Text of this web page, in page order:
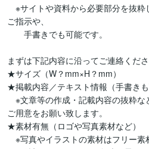
※サイトや資料から必要部分を抜粋
ご指示や、
手書きでも可能です。
まずは下記内容に沿ってご連絡くださ
★サイズ（W？mm×H？mm）
★掲載内容／テキスト情報（手書きも
※文章等の作成・記載内容の抜粋な
ご用意をお願い致します。
★素材有無（ロゴや写真素材など）
※写真やイラストの素材はフリー素